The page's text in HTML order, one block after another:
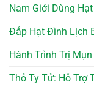
Nam Giới Dùng
Đắp Hạt Đình Lịch
Hành Trình Trị
Thỏ Ty Tử: Hỗ Trợ